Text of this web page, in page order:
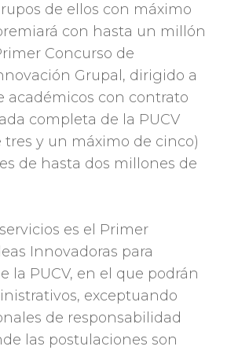
de ellos con máximo
con hasta un millón
Concurso de
Grupal, dirigido a
académicos con contrato
completa de la PUCV
y un máximo de cinco)
de hasta dos millones de
es el Primer
Innovadoras para
la PUCV, en el que podrán
exceptuando
de responsabilidad
las postulaciones son